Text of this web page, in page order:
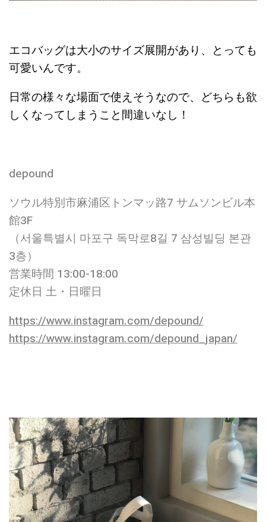
エコバッグは大小のサイズ展開があり、とっても
可愛いんです。
日常の様々な場面で使えそうなので、どちらも欲
しくなってしまうこと間違いなし！
depound
ソウル特別市麻浦区トンマッ路7 サムソンビル本
館3F
（서울특별시 마포구 독막로8길 7 삼성빌딩 본관
3층）
営業時間 13:00-18:00
定休日 土・日曜日
https://www.instagram.com/depound/
https://www.instagram.com/depound_japan/